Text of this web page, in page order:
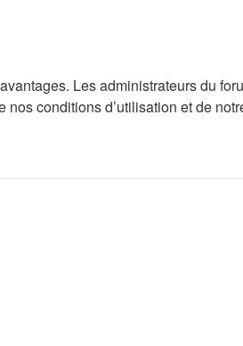
Les administrateurs du
conditions d’utilisation et de